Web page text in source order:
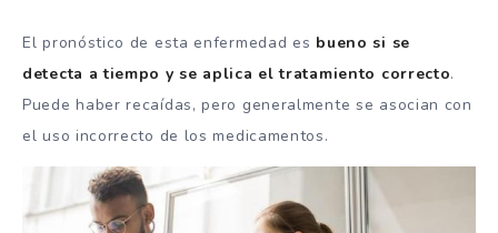
El pronóstico de esta enfermedad es bueno si se
detecta a tiempo y se aplica el tratamiento correcto.
Puede haber recaídas, pero generalmente se asocian con
el uso incorrecto de los medicamentos.